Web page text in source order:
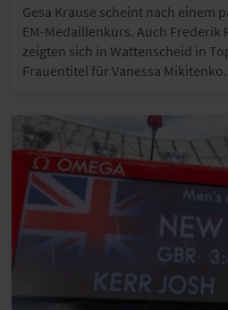
Gesa Krause scheint nach einem
EM-Medaillenkurs. Auch Frederik
zeigten sich in Wattenscheid in
Frauentitel für Vanessa Mikitenko.